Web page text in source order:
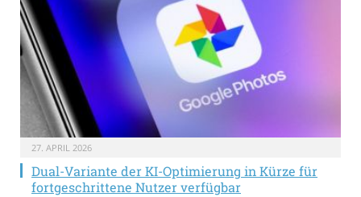
27. APRIL 2026
Dual-Variante der KI-Optimierung in Kürze für
fortgeschrittene Nutzer verfügbar